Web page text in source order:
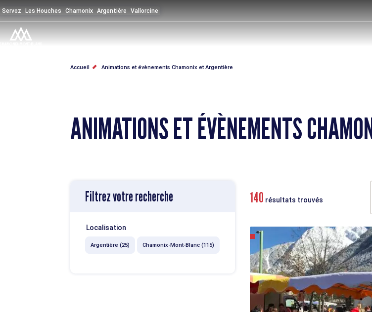
au
contenu
principal
Servoz Les Houches Chamonix Argentière Vallorcine
FILAccueil Animations et évènements Chamonix et Argentière
ANIMATIONS ET ÉVÈNEMENTS
Filtrez votre recherche
Localisation
Argentière (25) Chamonix-Mont-Blanc (115)
140 résultats trouvés